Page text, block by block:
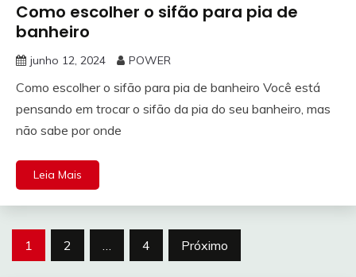
Como escolher o sifão para pia de
banheiro
junho 12, 2024 POWER
Como escolher o sifão para pia de banheiro Você está
pensando em trocar o sifão da pia do seu banheiro, mas
não sabe por onde
Leia Mais
Paginação
1 2 … 4 Próximo